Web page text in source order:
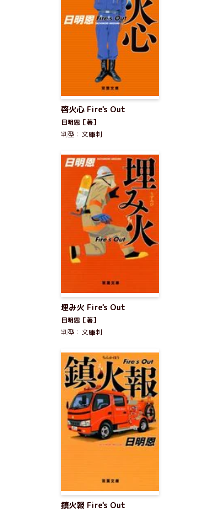
啓火心 Fire's Out
日明恩［著］
判型：文庫判
埋み火 Fire's Out
日明恩［著］
判型：文庫判
鎮火報 Fire's Out